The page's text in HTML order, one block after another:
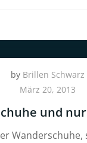
by Brillen Schwarz
März 20, 2013
und
Wanderschuhe,